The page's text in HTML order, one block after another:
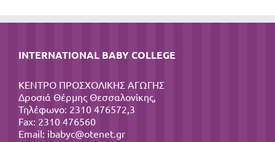
INTERNATIONAL BABY COLLEGE
ΚΕΝΤΡΟ ΠΡΟΣΧΟΛΙΚΗΣ ΑΓΩΓΗΣ
Δροσιά Θέρμης Θεσσαλονίκης,
Τηλέφωνο: 2310 476572,3
Fax: 2310 476560
Email: ibabyc@otenet.gr